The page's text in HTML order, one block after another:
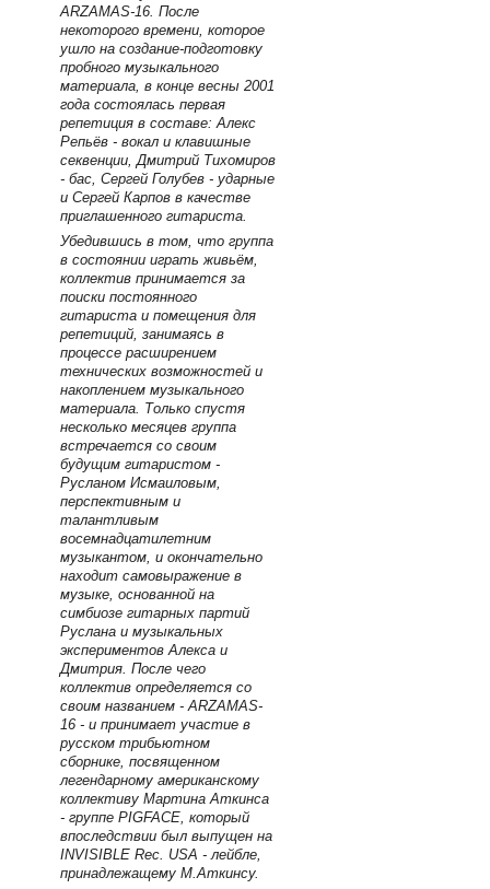
ARZAMAS-16. После
некоторого времени, которое
ушло на создание-подготовку
пробного музыкального
материала, в конце весны 2001
года состоялась первая
репетиция в составе: Алекс
Репьёв - вокал и клавишные
секвенции, Дмитрий Тихомиров
- бас, Сергей Голубев - ударные
и Сергей Карпов в качестве
приглашенного гитариста.
Убедившись в том, что группа
в состоянии играть живьём,
коллектив принимается за
поиски постоянного
гитариста и помещения для
репетиций, занимаясь в
процессе расширением
технических возможностей и
накоплением музыкального
материала. Только спустя
несколько месяцев группа
встречается со своим
будущим гитаристом -
Русланом Исмаиловым,
перспективным и
талантливым
восемнадцатилетним
музыкантом, и окончательно
находит самовыражение в
музыке, основанной на
симбиозе гитарных партий
Руслана и музыкальных
экспериментов Алекса и
Дмитрия. После чего
коллектив определяется со
своим названием - ARZAMAS-
16 - и принимает участие в
русском трибьютном
сборнике, посвященном
легендарному американскому
коллективу Мартина Аткинса
- группе PIGFACE, который
впоследствии был выпущен на
INVISIBLE Rec. USA - лейбле,
принадлежащему М.Аткинсу.